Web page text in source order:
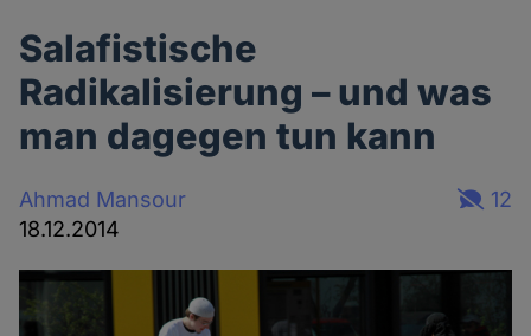
Salafistische
Radikalisierung – und was
man dagegen tun kann
Ahmad Mansour
18.12.2014
12